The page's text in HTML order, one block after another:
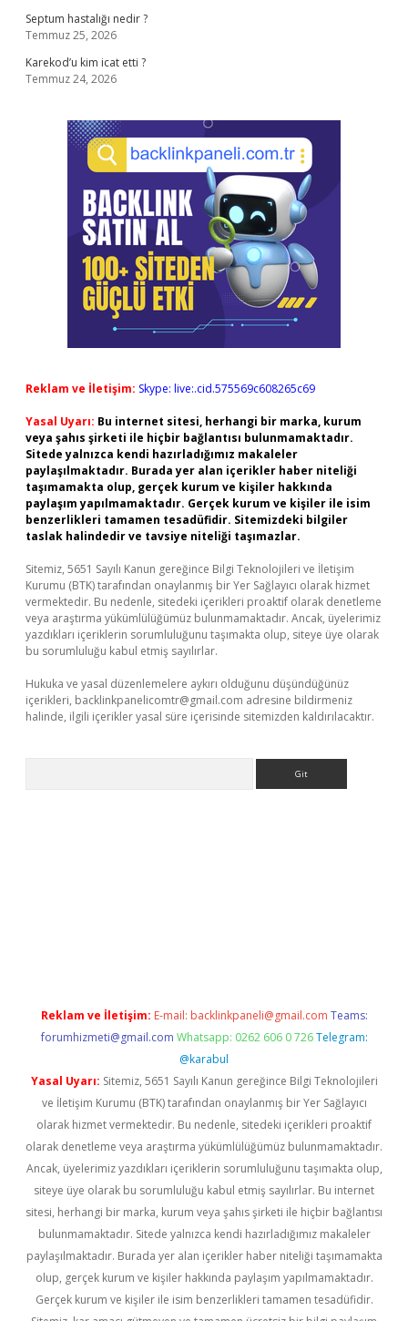
Septum hastalığı nedir ?
Temmuz 25, 2026
Karekod’u kim icat etti ?
Temmuz 24, 2026
Reklam ve İletişim: Skype: live:.cid.575569c608265c69
Yasal Uyarı: Bu internet sitesi, herhangi bir marka, kurum
veya şahıs şirketi ile hiçbir bağlantısı bulunmamaktadır.
Sitede yalnızca kendi hazırladığımız makaleler
paylaşılmaktadır. Burada yer alan içerikler haber niteliği
taşımamakta olup, gerçek kurum ve kişiler hakkında
paylaşım yapılmamaktadır. Gerçek kurum ve kişiler ile isim
benzerlikleri tamamen tesadüfidir. Sitemizdeki bilgiler
taslak halindedir ve tavsiye niteliği taşımazlar.
Sitemiz, 5651 Sayılı Kanun gereğince Bilgi Teknolojileri ve İletişim
Kurumu (BTK) tarafından onaylanmış bir Yer Sağlayıcı olarak hizmet
vermektedir. Bu nedenle, sitedeki içerikleri proaktif olarak denetleme
veya araştırma yükümlülüğümüz bulunmamaktadır. Ancak, üyelerimiz
yazdıkları içeriklerin sorumluluğunu taşımakta olup, siteye üye olarak
bu sorumluluğu kabul etmiş sayılırlar.
Hukuka ve yasal düzenlemelere aykırı olduğunu düşündüğünüz
içerikleri, backlinkpanelicomtr@gmail.com adresine bildirmeniz
halinde, ilgili içerikler yasal süre içerisinde sitemizden kaldırılacaktır.
Reklam ve İletişim: E-mail: backlinkpaneli@gmail.com Teams:
forumhizmeti@gmail.com Whatsapp: 0262 606 0 726 Telegram:
@karabul
Yasal Uyarı: Sitemiz, 5651 Sayılı Kanun gereğince Bilgi Teknolojileri
ve İletişim Kurumu (BTK) tarafından onaylanmış bir Yer Sağlayıcı
olarak hizmet vermektedir. Bu nedenle, sitedeki içerikleri proaktif
olarak denetleme veya araştırma yükümlülüğümüz bulunmamaktadır.
Ancak, üyelerimiz yazdıkları içeriklerin sorumluluğunu taşımakta olup,
siteye üye olarak bu sorumluluğu kabul etmiş sayılırlar. Bu internet
sitesi, herhangi bir marka, kurum veya şahıs şirketi ile hiçbir bağlantısı
bulunmamaktadır. Sitede yalnızca kendi hazırladığımız makaleler
paylaşılmaktadır. Burada yer alan içerikler haber niteliği taşımamakta
olup, gerçek kurum ve kişiler hakkında paylaşım yapılmamaktadır.
Gerçek kurum ve kişiler ile isim benzerlikleri tamamen tesadüfidir.